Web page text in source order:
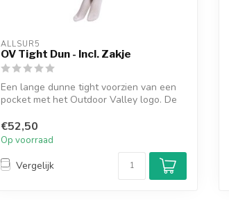
ALLSUR5
OV Tight Dun - Incl. Zakje
Een lange dunne tight voorzien van een
pocket met het Outdoor Valley logo. De
€52,50
Op voorraad
Vergelijk